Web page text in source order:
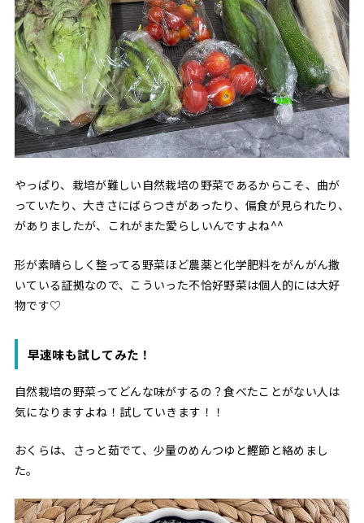
やっぱり、栽培が難しい自然栽培の野菜であるからこそ、曲が
っていたり、大きさにばらつきがあったり、偏食が見られたり、
がありましたが、これがまた愛らしいんですよね^^
形が素晴らしく整ってる野菜ほど農薬と化学肥料をがんがん撒
いている証拠なので、こういった不恰好野菜は個人的には大好
物です♡
早速味も試してみた！
自然栽培の野菜ってどんな味がするの？食べたことがない人は
気になりますよね！試していきます！！
おくらは、さっと茹でて、少量のめんつゆと鰹節と絡めまし
た。